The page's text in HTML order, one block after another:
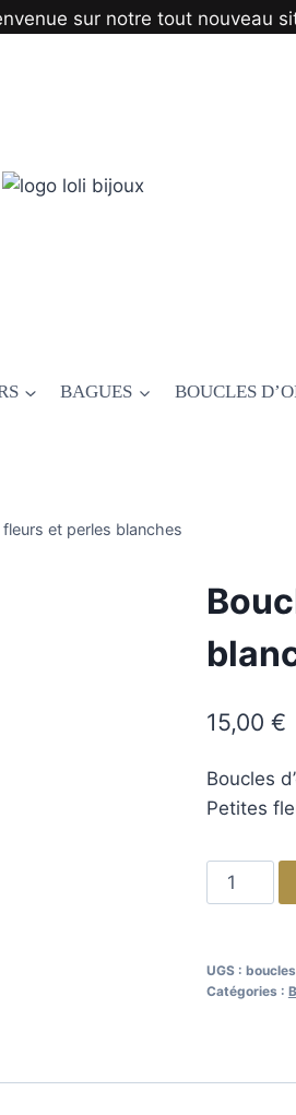
sur notre tout nouveau
BAGUES BOUCLES
fleurs et perles blanches
15,00 €
Boucles
Petites
UGS :
Catégories :